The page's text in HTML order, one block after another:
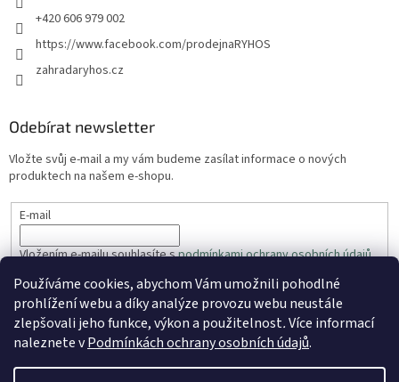
Používáme cookies, abychom Vám umožnili pohodlné
prohlížení webu a díky analýze provozu webu neustále
zlepšovali jeho funkce, výkon a použitelnost.Více informací
naleznete vPodmínkách ochrany osobních údajů.
+420 606 979 002
https://www.facebook.com/prodejnaRYHOS
zahradaryhos.cz
Odebírat newsletter
Vložte svůj e-mail a my vám budeme zasílat informace o nových
produktech na našem e-shopu.
E-mail
Vložením e-mailu souhlasíte spodmínkami ochrany osobních údajů
PŘIHLÁSIT SE